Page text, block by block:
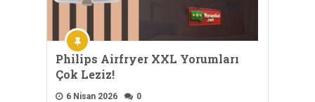
Philips Airfryer XXL Yorumları
Çok Leziz!
6 Nisan 2026 0